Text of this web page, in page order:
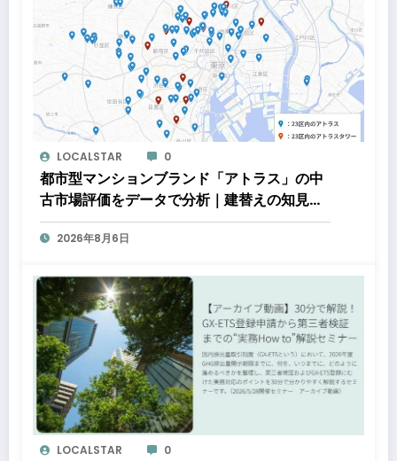
LOCALSTAR 0
都市型マンションブランド「アトラス」の中
古市場評価をデータで分析｜建替えの知見、
都心好立地、開発思想が支えるブランド価値
2026年8月6日
LOCALSTAR 0